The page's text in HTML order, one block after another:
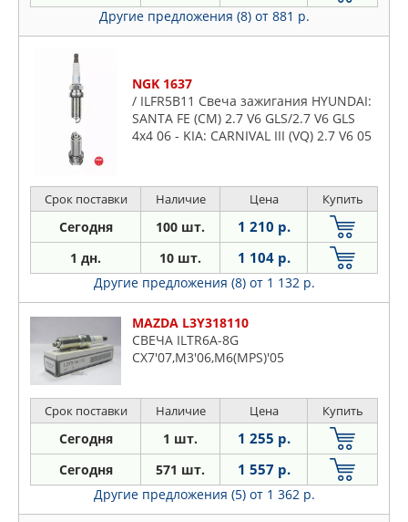
Другие предложения (8) от 881 р.
NGK 1637
/ ILFR5B11 Свеча зажигания HYUNDAI:
SANTA FE (CM) 2.7 V6 GLS/2.7 V6 GLS
4x4 06 - KIA: CARNIVAL III (VQ) 2.7 V6 05
Срок поставки Наличие Цена Купить
Сегодня 100 шт. 1 210 р.
1 дн. 10 шт. 1 104 р.
Другие предложения (8) от 1 132 р.
MAZDA L3Y318110
СВЕЧА ILTR6A-8G
CX7'07,M3'06,M6(MPS)'05
Срок поставки Наличие Цена Купить
Сегодня 1 шт. 1 255 р.
Сегодня 571 шт. 1 557 р.
Другие предложения (5) от 1 362 р.